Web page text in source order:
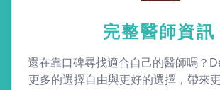
完整醫師資訊
還在靠口碑尋找適合自己的醫師嗎？
更多的選擇自由與更好的選擇，帶來